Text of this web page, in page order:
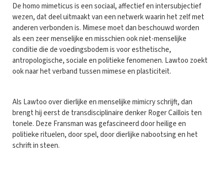
De homo mimeticus is een sociaal, affectief en intersubjectief
wezen, dat deel uitmaakt van een netwerk waarin het zelf met
anderen verbonden is. Mimese moet dan beschouwd worden
als een zeer menselijke en misschien ook niet-menselijke
conditie die de voedingsbodem is voor esthetische,
antropologische, sociale en politieke fenomenen. Lawtoo zoekt
ook naar het verband tussen mimese en plasticiteit.
Als Lawtoo over dierlijke en menselijke mimicry schrijft, dan
brengt hij eerst de transdisciplinaire denker Roger Caillois ten
tonele. Deze Fransman was gefascineerd door heilige en
politieke rituelen, door spel, door dierlijke nabootsing en het
schrift in steen.